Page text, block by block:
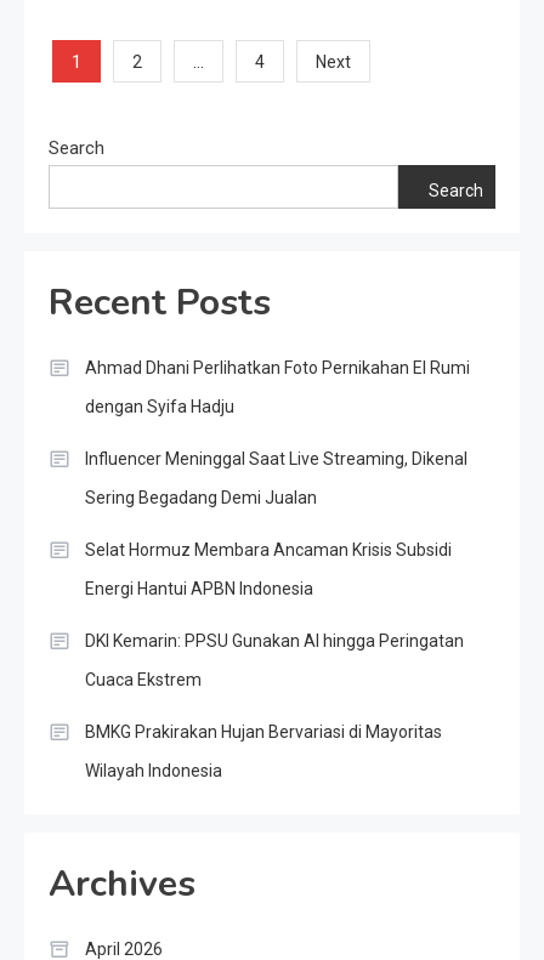
Posts
1 2 … 4 Next
Search
Search
Recent Posts
Ahmad Dhani Perlihatkan Foto Pernikahan El Rumi
dengan Syifa Hadju
Influencer Meninggal Saat Live Streaming, Dikenal
Sering Begadang Demi Jualan
Selat Hormuz Membara Ancaman Krisis Subsidi
Energi Hantui APBN Indonesia
DKI Kemarin: PPSU Gunakan AI hingga Peringatan
Cuaca Ekstrem
BMKG Prakirakan Hujan Bervariasi di Mayoritas
Wilayah Indonesia
Archives
April 2026